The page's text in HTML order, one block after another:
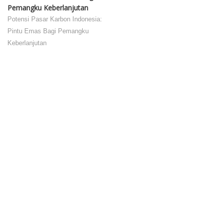
Pemangku Keberlanjutan
Potensi Pasar Karbon Indonesia:
Pintu Emas Bagi Pemangku
Keberlanjutan